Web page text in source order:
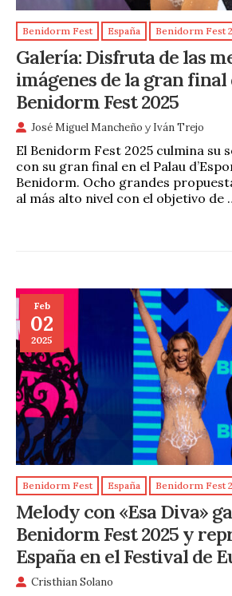
Benidorm Fest España Benidorm Fest
Galería: Disfruta de las
imágenes de la gran final
Benidorm Fest 2025
José Miguel Mancheño y Iván Trejo
El Benidorm Fest 2025 culmina su
con su gran final en el Palau
Benidorm. Ocho grandes
al más alto nivel con el objetivo de
Feb
02
2025
Benidorm Fest España Benidorm Fest
Melody con «Esa Diva»
Benidorm Fest 2025 y
España en el Festival de
Cristhian Solano